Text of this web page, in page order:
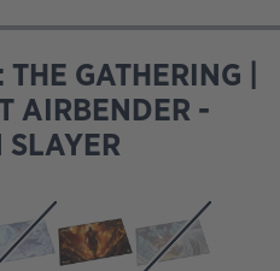
GATHERING |
AIRBENDER -